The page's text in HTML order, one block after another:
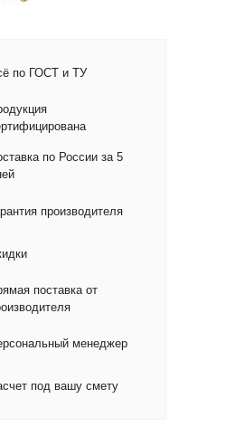
по ГОСТ и ТУ
по России за 5
производителя
поставка от
менеджер
под вашу смету